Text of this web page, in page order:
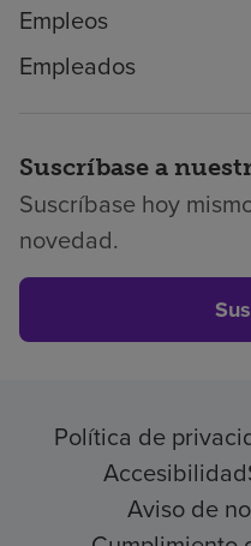
Empleos
Empleados
Suscríbase a
Suscríbase hoy
novedad.
Política de
Accesibilidad
Aviso de